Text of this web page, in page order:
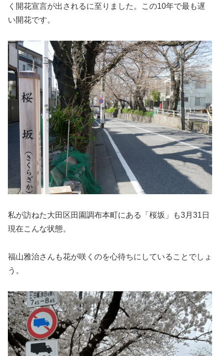
く開花宣言が出されるに至りました。この10年で最も遅
い開花です。
私が訪ねた大田区田園調布本町にある「桜坂」も3月31日
現在こんな状態。
福山雅治さんも花が咲くのを心待ちにしていることでしょ
う。